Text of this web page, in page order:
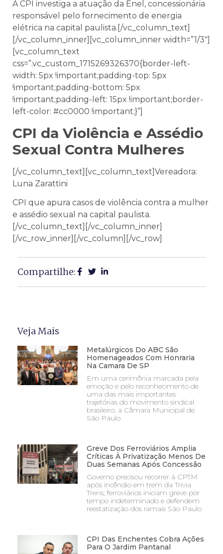
A CPI investiga a atuação da Enel, concessionária
responsável pelo fornecimento de energia
elétrica na capital paulista.[/vc_column_text]
[/vc_column_inner][vc_column_inner width=”1/3″]
[vc_column_text
css=”.vc_custom_1715269326370{border-left-
width: 5px !important;padding-top: 5px
!important;padding-bottom: 5px
!important;padding-left: 15px !important;border-
left-color: #cc0000 !important;}”]
CPI da Violência e Assédio
Sexual Contra Mulheres
[/vc_column_text][vc_column_text]Vereadora:
Luna Zarattini
CPI que apura casos de violência contra a mulher
e assédio sexual na capital paulista.
[/vc_column_text][/vc_column_inner]
[/vc_row_inner][/vc_column][/vc_row]
Compartilhe:
Veja Mais
Metalúrgicos Do ABC São
Homenageados Com Honraria
Na Camara De SP
Em uma cerimônia marcada pela
emoção e pelo reconhecimento de
uma das mais importantes
trajetórias do movimento sindical
brasileiro, a Câmara Municipal de
São Paulo
Greve Dos Ferroviários Amplia
Críticas À Privatização Menos De
Duas Semanas Após Concessão
Governo precisou recorrer à CPTM
após incêndio em trem da Trivia
Trens; ferroviários iniciam greve por
tempo indeterminado e defendem
reestatização dos ramais São Paulo
CPI Das Enchentes Cobra Ações
Para O Jardim Pantanal